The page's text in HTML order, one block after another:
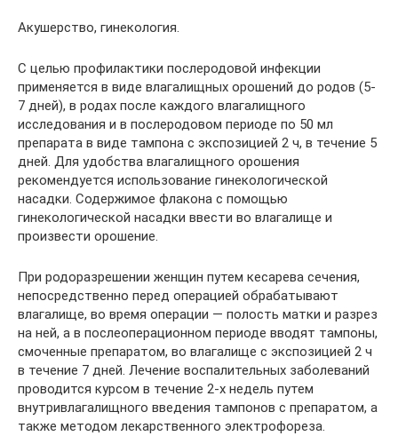
Акушерство, гинекология.
С целью профилактики послеродовой инфекции
применяется в виде влагалищных орошений до родов (5-
7 дней), в родах после каждого влагалищного
исследования и в послеродовом периоде по 50 мл
препарата в виде тампона с экспозицией 2 ч, в течение 5
дней. Для удобства влагалищного орошения
рекомендуется использование гинекологической
насадки. Содержимое флакона с помощью
гинекологической насадки ввести во влагалище и
произвести орошение.
При родоразрешении женщин путем кесарева сечения,
непосредственно перед операцией обрабатывают
влагалище, во время операции — полость матки и разрез
на ней, а в послеоперационном периоде вводят тампоны,
смоченные препаратом, во влагалище с экспозицией 2 ч
в течение 7 дней. Лечение воспалительных заболеваний
проводится курсом в течение 2-х недель путем
внутривлагалищного введения тампонов с препаратом, а
также методом лекарственного электрофореза.